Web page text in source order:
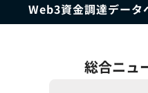
Web3資金調達データ
総合ニュ